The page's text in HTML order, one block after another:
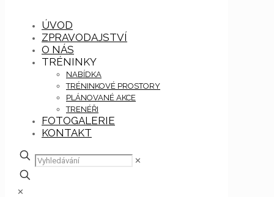
ÚVOD
ZPRAVODAJSTVÍ
O NÁS
TRÉNINKY
NABÍDKA
TRÉNINKOVÉ PROSTORY
PLÁNOVANÉ AKCE
TRENÉŘI
FOTOGALERIE
KONTAKT
✕
✕